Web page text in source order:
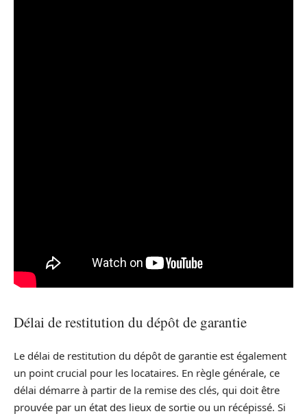
Délai de restitution du dépôt de garantie
Le délai de restitution du dépôt de garantie est également
un point crucial pour les locataires. En règle générale, ce
délai démarre à partir de la remise des clés, qui doit être
prouvée par un état des lieux de sortie ou un récépissé. Si